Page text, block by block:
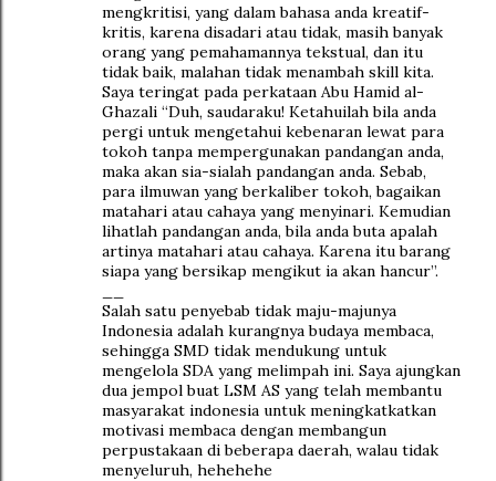
mengkritisi, yang dalam bahasa anda kreatif-
kritis, karena disadari atau tidak, masih banyak
orang yang pemahamannya tekstual, dan itu
tidak baik, malahan tidak menambah skill kita.
Saya teringat pada perkataan Abu Hamid al-
Ghazali “Duh, saudaraku! Ketahuilah bila anda
pergi untuk mengetahui kebenaran lewat para
tokoh tanpa mempergunakan pandangan anda,
maka akan sia-sialah pandangan anda. Sebab,
para ilmuwan yang berkaliber tokoh, bagaikan
matahari atau cahaya yang menyinari. Kemudian
lihatlah pandangan anda, bila anda buta apalah
artinya matahari atau cahaya. Karena itu barang
siapa yang bersikap mengikut ia akan hancur”.
Salah satu penyebab tidak maju-majunya
Indonesia adalah kurangnya budaya membaca,
sehingga SMD tidak mendukung untuk
mengelola SDA yang melimpah ini. Saya ajungkan
dua jempol buat LSM AS yang telah membantu
masyarakat indonesia untuk meningkatkatkan
motivasi membaca dengan membangun
perpustakaan di beberapa daerah, walau tidak
menyeluruh, hehehehe